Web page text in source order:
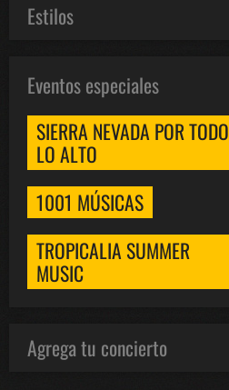
Estilos
Eventos especiales
SIERRA NEVADA POR TODO
LO ALTO
1001 MÚSICAS
TROPICALIA SUMMER
MUSIC
Agrega tu concierto